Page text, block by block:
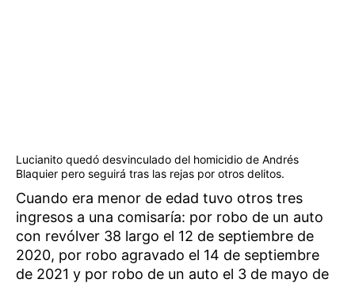
Lucianito quedó desvinculado del homicidio de Andrés
Blaquier pero seguirá tras las rejas por otros delitos.
Cuando era menor de edad tuvo otros tres
ingresos a una comisaría: por robo de un auto
con revólver 38 largo el 12 de septiembre de
2020, por robo agravado el 14 de septiembre
de 2021 y por robo de un auto el 3 de mayo de